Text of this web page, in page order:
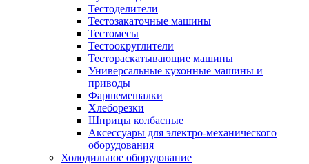
Тестоделители
Тестозакаточные машины
Тестомесы
Тестоокруглители
Тестораскатывающие машины
Универсальные кухонные машины и
приводы
Фаршемешалки
Хлеборезки
Шприцы колбасные
Аксессуары для электро-механического
оборудования
Холодильное оборудование